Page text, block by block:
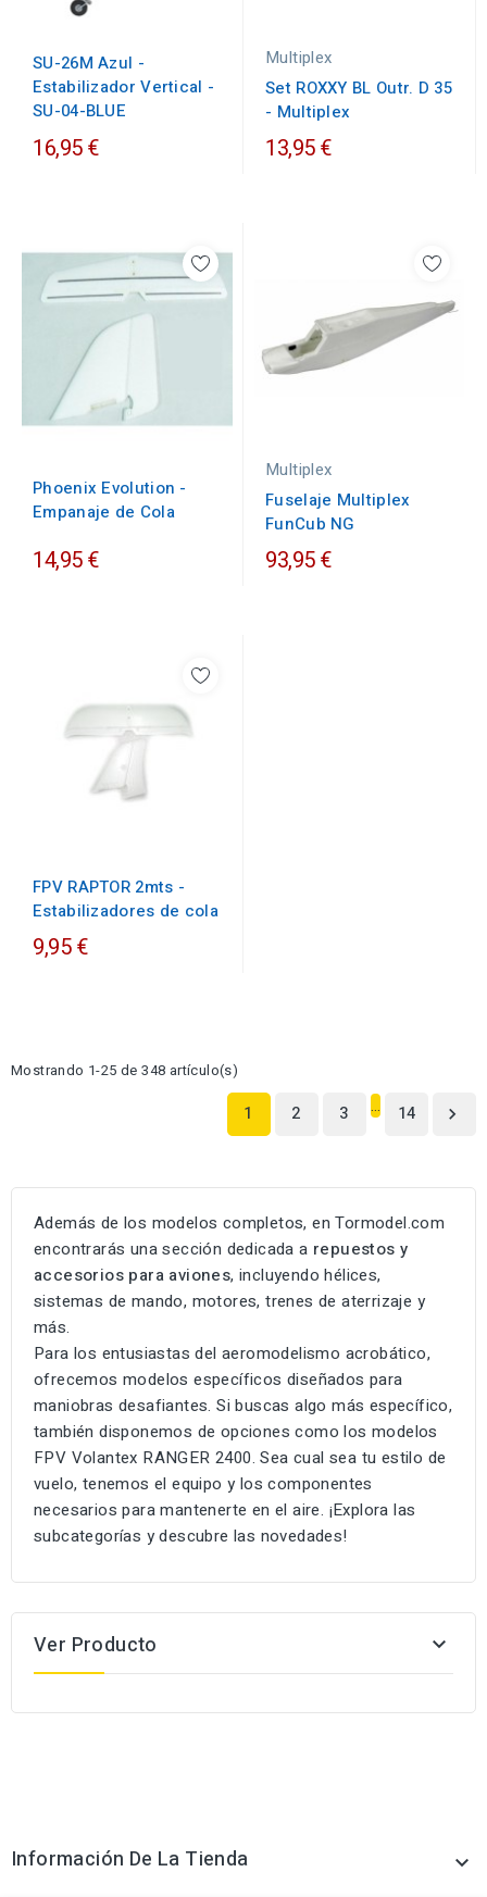
SU-26M Azul -
Estabilizador Vertical -
SU-04-BLUE
16,95 €
Multiplex
Set ROXXY BL Outr. D 35
- Multiplex
13,95 €
Phoenix Evolution -
Empanaje de Cola
14,95 €
Multiplex
Fuselaje Multiplex
FunCub NG
93,95 €
FPV RAPTOR 2mts -
Estabilizadores de cola
9,95 €
Mostrando 1-25 de 348 artículo(s)
1 2 3 … 14 
Además de los modelos completos, en Tormodel.com
encontrarás una sección dedicada a repuestos y
accesorios para aviones, incluyendo hélices,
sistemas de mando, motores, trenes de aterrizaje y
más.
Para los entusiastas del aeromodelismo acrobático,
ofrecemos modelos específicos diseñados para
maniobras desafiantes. Si buscas algo más específico,
también disponemos de opciones como los modelos
FPV Volantex RANGER 2400. Sea cual sea tu estilo de
vuelo, tenemos el equipo y los componentes
necesarios para mantenerte en el aire. ¡Explora las
subcategorías y descubre las novedades!
Ver Producto 
Información De La Tienda 